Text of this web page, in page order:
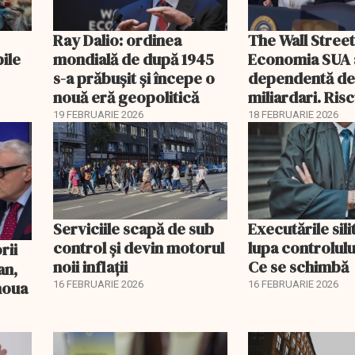
Ray Dalio: ordinea
mondială de după 1945
s-a prăbușit și începe o
nouă eră geopolitică
19 FEBRUARIE 2026
The Wall
Economia
dependentă de
miliardari.
pentru burse
18 FEBRUARIE 2026
Serviciile scapă de sub
control și devin motorul
noii inflații
16 FEBRUARIE 2026
Executările
lupa
Ce se schimbă
16 FEBRUARIE 2026